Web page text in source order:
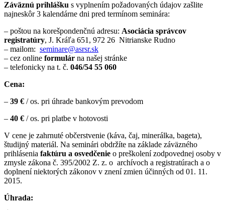
Záväznú prihlášku s vyplnením požadovaných údajov zašlite
najneskôr 3 kalendárne dni pred termínom seminára:
– poštou na korešpondenčnú adresu: Asociácia správcov
registratúry, J. Kráľa 651, 972 26 Nitrianske Rudno
– mailom: seminare@asrsr.sk
– cez online formulár na našej stránke
– telefonicky na t. č. 046/54 55 060
Cena:
– 39 € / os. pri úhrade bankovým prevodom
– 40 € / os. pri platbe v hotovosti
V cene je zahrnuté občerstvenie (káva, čaj, minerálka, bageta),
študijný materiál. Na seminári obdržíte na základe záväzného
prihlásenia faktúru a osvedčenie o preškolení zodpovednej osoby v
zmysle zákona č. 395/2002 Z. z. o archívoch a registratúrach a o
doplnení niektorých zákonov v znení zmien účinných od 01. 11.
2015.
Úhrada: